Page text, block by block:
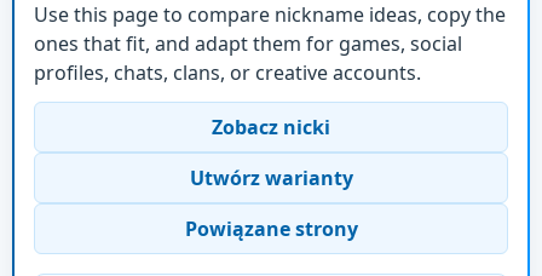
Use this page to compare nickname ideas, copy the
ones that fit, and adapt them for games, social
profiles, chats, clans, or creative accounts.
Zobacz nicki
Utwórz warianty
Powiązane strony